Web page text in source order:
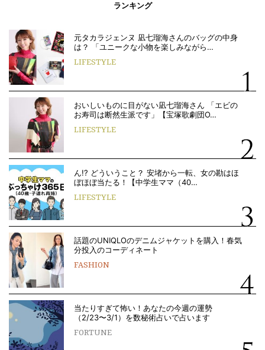
ランキング
元タカラジェンヌ 凪七瑠海さんのバッグの中身
は？ 「ユニークな小物を楽しみながら…
LIFESTYLE
おいしいものに目がない凪七瑠海さん 「エビの
お寿司は断然生派です」【宝塚歌劇団O…
LIFESTYLE
ん!? どういうこと？ 安堵から一転、女の勘はほ
ぼほぼ当たる！【中学生ママ（40…
LIFESTYLE
話題のUNIQLOのデニムジャケットを購入！春気
分投入のコーディネート
FASHION
当たりすぎて怖い！あなたの今週の運勢
（2/23〜3/1）を数秘術占いで占います
FORTUNE